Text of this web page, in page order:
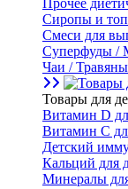
Прочее
Сиропы и
Смеси для
Суперфуды /
Чаи /
Товары для
Витамин D
Витамин С
Детский
Кальций для
Минералы